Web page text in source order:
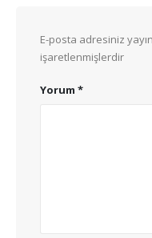
E-posta adresiniz
işaretlenmişlerdir
Yorum *